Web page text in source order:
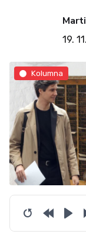
19.
Kolumna